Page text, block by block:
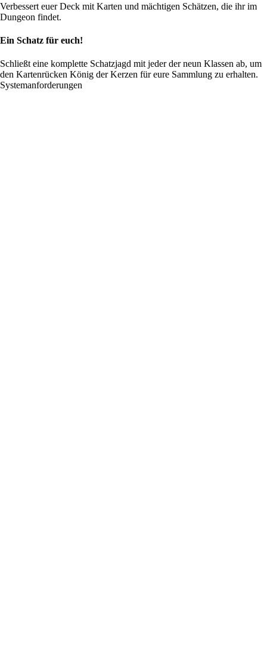
Verbessert euer Deck mit Karten und mächtigen Schätzen, die ihr im
Dungeon findet.
Ein Schatz für euch!
Schließt eine komplette Schatzjagd mit jeder der neun Klassen ab, um
den Kartenrücken König der Kerzen für eure Sammlung zu erhalten.
Systemanforderungen